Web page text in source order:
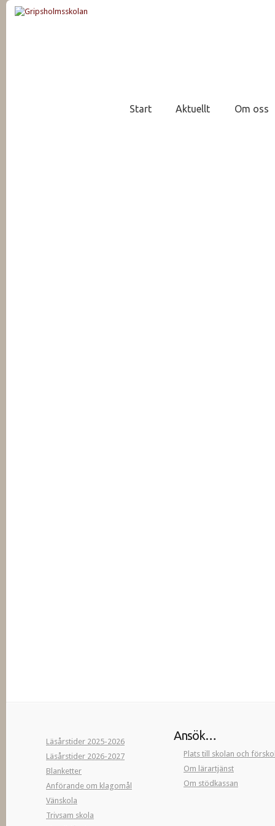
Start Aktuellt Om oss
Läsårstider 2025-2026
Läsårstider 2026-2027
Blanketter
Anförande om klagomål
Vänskola
Trivsam skola
Ansök…
Plats till skolan och
Om lärartjänst
Om stödkassan